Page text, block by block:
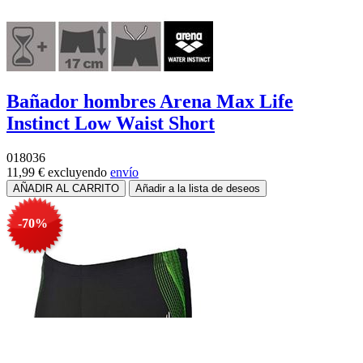
Bañador hombres Arena Max Life
Instinct Low Waist Short
018036
11,99 € excluyendo envío
-70%